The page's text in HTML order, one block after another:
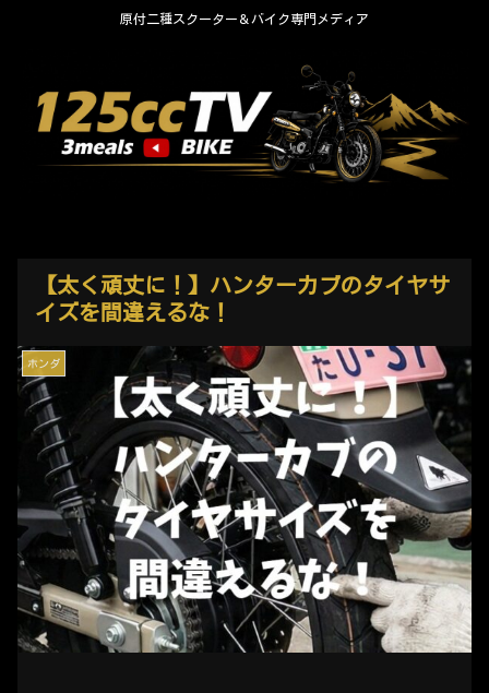
原付二種スクーター＆バイク専門メディア
【太く頑丈に！】ハンターカブのタイヤサ
イズを間違えるな！
ホンダ